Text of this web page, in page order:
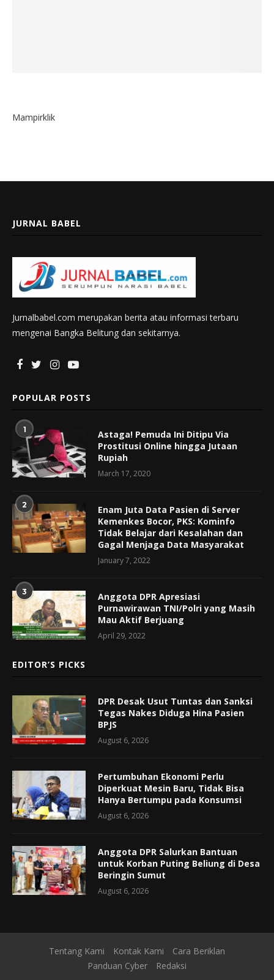
Mampirklik
JURNAL BABEL
Jurnalbabel.com merupakan berita atau informasi terbaru
mengenai Bangka Belitung dan sekitarnya.
POPULAR POSTS
1
Astaga! Pemuda Ini Ditipu Via
Prostitusi Online hingga Jutaan
Rupiah
March 17, 2020
2
Enam Juta Data Pasien di Server
Kemenkes Bocor, PKS: Kominfo
Tidak Belajar dari Kesalahan dan
Gagal Menjaga Data Masyarakat
January 7, 2022
3
Anggota DPR Apresiasi
Purnawirawan TNI/Polri yang Masih
Mau Aktif Berjuang
April 29, 2022
EDITOR’S PICKS
DPR Desak Usut Tuntas dan Sanksi
Tegas Nakes Diduga Hina Pasien
BPJS
August 6, 2026
Pertumbuhan Ekonomi Perlu
Diperkuat Mesin Baru, Tidak Bisa
Hanya Bertumpu pada Konsumsi
August 6, 2026
Anggota DPR Salurkan Bantuan
untuk Korban Puting Beliung di Desa
Beringin Sumut
August 6, 2026
Tentang Kami Kontak Kami
Cara Beriklan
Panduan Cyber
Redaksi